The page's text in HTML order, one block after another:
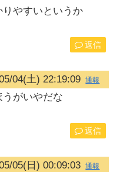
やすいというか
返信
04(土) 22:19:09 通報
がいやだな
返信
05(日) 00:09:03 通報